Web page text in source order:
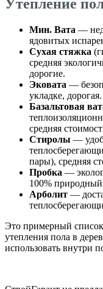
Утепление
Мин. Вата —
ядовитых
Сухая стяжка
средняя
дорогие.
Эковата —
укладке, дорогая.
Базальтовая
средняя
Стиролы —
пары), средняя
Пробка —
100% природный
Арболит —
Это примерный
утепления пола в
использовать внутри